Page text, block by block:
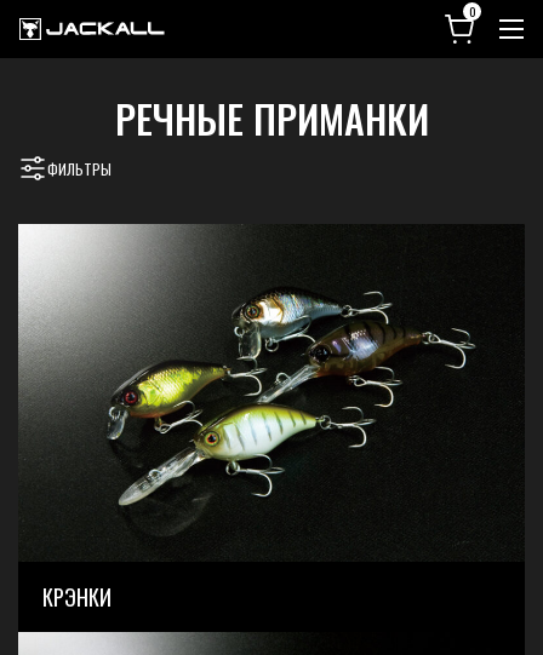
РЕЧНЫЕ ПРИМАНКИ
ФИЛЬТРЫ
КРЭНКИ